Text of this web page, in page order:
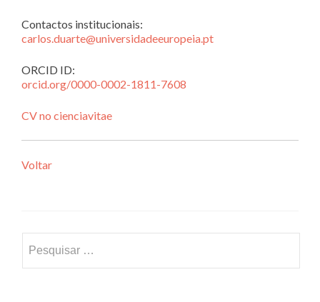
Contactos institucionais:
carlos.duarte@universidadeeuropeia.pt
ORCID ID:
orcid.org/0000-0002-1811-7608
CV no cienciavitae
Voltar
por: